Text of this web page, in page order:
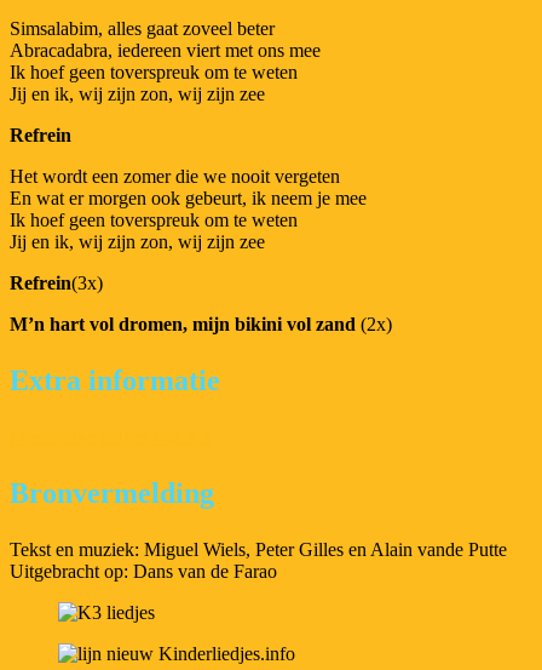
Simsalabim, alles gaat zoveel beter
Abracadabra, iedereen viert met ons mee
Ik hoef geen toverspreuk om te weten
Jij en ik, wij zijn zon, wij zijn zee
Refrein
Het wordt een zomer die we nooit vergeten
En wat er morgen ook gebeurt, ik neem je mee
Ik hoef geen toverspreuk om te weten
Jij en ik, wij zijn zon, wij zijn zee
Refrein(3x)
M’n hart vol dromen, mijn bikini vol zand (2x)
Extra informatie
Bronvermelding
Tekst en muziek: Miguel Wiels, Peter Gilles en Alain vande Putte
Uitgebracht op: Dans van de Farao